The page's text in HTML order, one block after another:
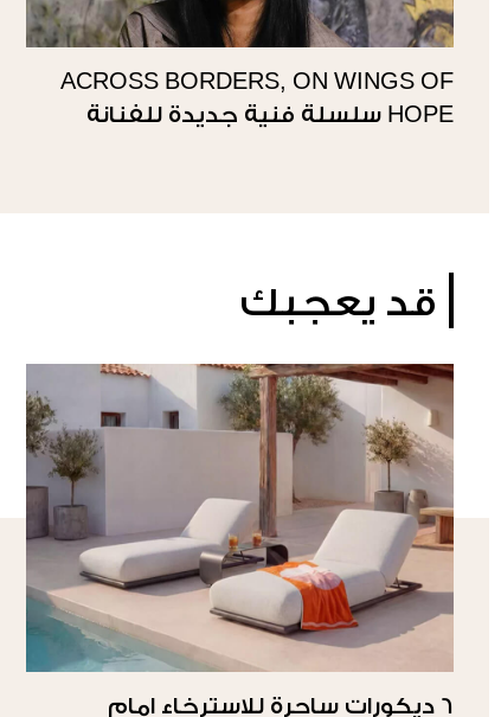
ACROSS BORDERS, ON WINGS OF
HOPE سلسلة فنية جديدة للفنانة
قد يعجبك
6 ديكورات ساحرة للاسترخاء امام